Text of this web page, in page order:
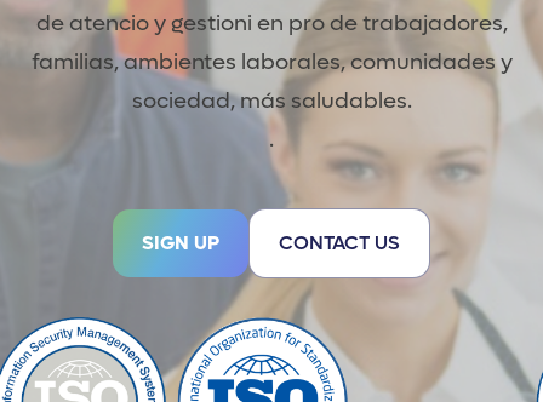
de atencio y gestioni en pro de trabajadores,
familias, ambientes laborales, comunidades y
sociedad, más saludables.
.
SIGN UP CONTACT US